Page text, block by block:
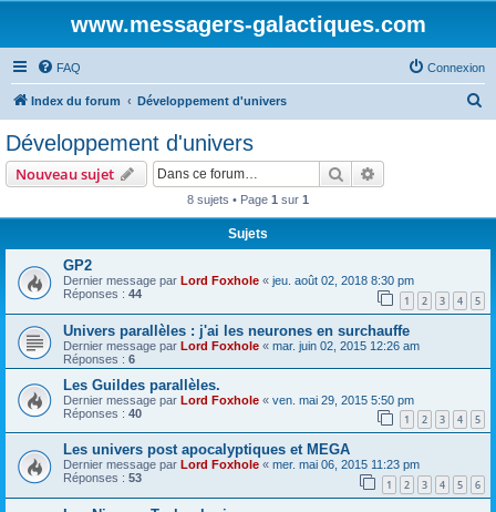
www.messagers-galactiques.com
FAQ Connexion
Index du forum Développement d'univers
e
Développement d'univers
Nouveau sujet Rechercher
8 sujets • Page 1 sur 1
Sujets
GP2
Dernier message par Lord Foxhole « jeu. août 02, 2018 8:30 pm
Réponses : 44 1 2 3 4 5
Univers parallèles : j'ai les neurones en surchauffe
Dernier message par Lord Foxhole « mar. juin 02, 2015 12:26 am
Réponses : 6
Les Guildes parallèles.
Dernier message par Lord Foxhole « ven. mai 29, 2015 5:50 pm
Réponses : 40 1 2 3 4 5
Les univers post apocalyptiques et MEGA
Dernier message par Lord Foxhole « mer. mai 06, 2015 11:23 pm
Réponses : 53 1 2 3 4 5 6